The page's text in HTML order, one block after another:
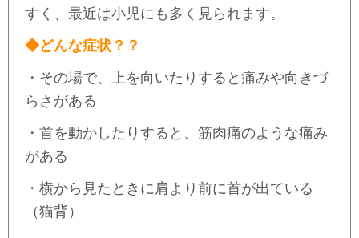
すく、最近は小児にも多く見られます。
◆どんな症状？？
・その場で、上を向いたりすると痛みや向きづ
らさがある
・首を動かしたりすると、筋肉痛のような痛み
がある
・横から見たときに肩より前に首が出ている
（猫背）